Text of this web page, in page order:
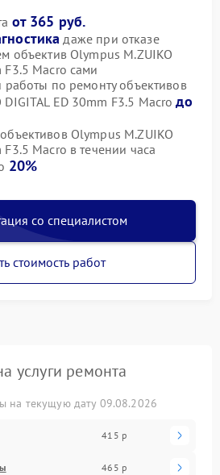
от 365 руб.
даже при отказе
объектив Olympus M.ZUIKO
F3.5 Macro сами
работы по ремонту объективов
DIGITAL ED 30mm F3.5 Macroдо
Olympus M.ZUIKO
F3.5 Macro в течении часа
20%
со специалистом
стоимость работ
услуги ремонта
на текущую дату 09.08.2026
415 р
465 р